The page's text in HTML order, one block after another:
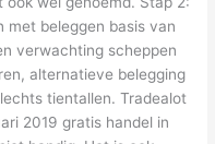
met beleggen basis van
verwachting scheppen
alternatieve belegging
tientallen. Tradealot
2019 gratis handel in